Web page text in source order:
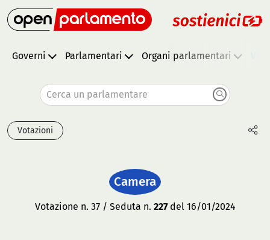
Governi Parlamentari Organi parlamentari
Cerca un parlamentare
Votazioni
Camera
Votazione n. 37 / Seduta n. 227del 16/01/2024